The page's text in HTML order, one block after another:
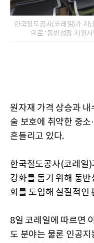
한국철도공사(코레일)가 지
으로 ‘동반성장 지원
원자재 가격 상승과 내
술 보호에 취약한 중소
흔들리고 있다.
한국철도공사(코레일)
강화를 돕기 위해 동
회를 도입해 실질적인
8일 코레일에 따르면
도 분야는 물론 인공